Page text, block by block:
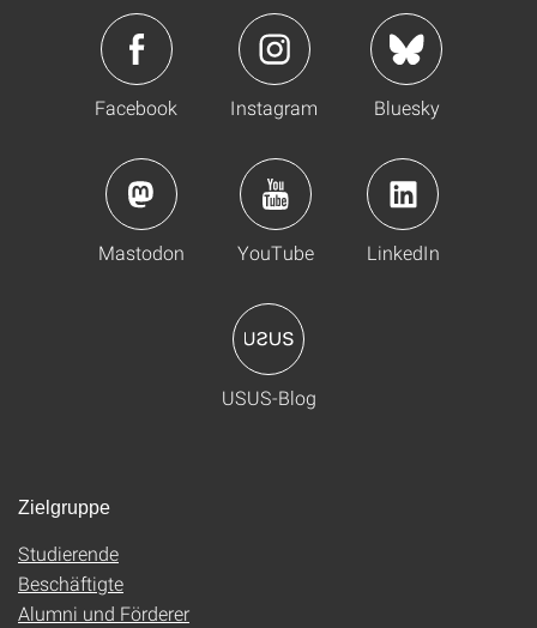
Facebook Instagram Bluesky
Mastodon YouTube LinkedIn
USUS-Blog
Zielgruppe
Studierende
Beschäftigte
Alumni und Förderer